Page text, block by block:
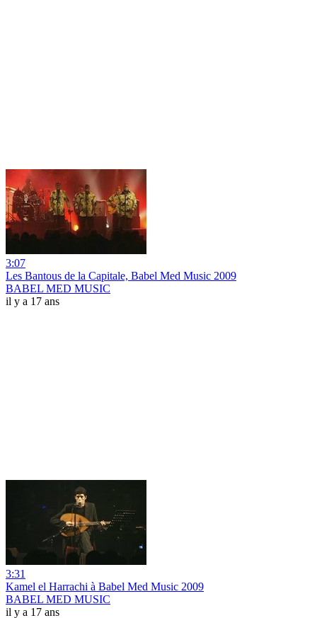
3:07
Les Bantous de la Capitale, Babel Med Music 2009
BABEL MED MUSIC
il y a 17 ans
3:31
Kamel el Harrachi à Babel Med Music 2009
BABEL MED MUSIC
il y a 17 ans